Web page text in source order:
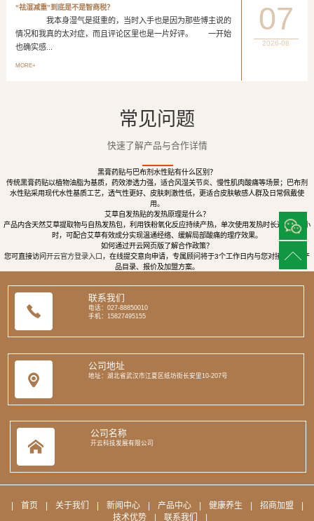
“祛湿减重”到底是不是智商税？
我本身湿气是挺重的，当时入手也是因为那些博主说的
情况和我真的太对症，而且评论区里也是一片好评。 一开始
也确实感...
MORE+
07
2026-08
常见问题
快速了解产品与合作详情
黑膏药贴与巴布剂水性贴有什么区别？
传统黑膏药贴以植物油脂为基质，药效渗透力强，适合风湿关节炎、慢性肌肉酸痛等场景；巴布剂
水性贴采用现代水性基质工艺，透气性更好、皮肤刺激性低，更适合皮肤敏感人群及日常佩戴使
用。
艾草自发热贴的发热原理是什么？
产品内含天然艾草提取物与自热发热包，利用铁粉氧化反应持续产热，单次使用发热时长达8至12小
时，可配合艾草有效成分实现温通经络、缓解局部酸痛的理疗效果。
如何通过开云网页版了解合作政策？
您可直接访问 开云官方登录入口，在线提交意向申请，专属顾问将于3个工作日内与您对接，提供产
品目录、报价及加盟方案。
联系我们
电话：027-88850010
手机：15827495155
公司地址
地址：湖北省武汉市江夏区纸坊街长安里10-207号
公司名称
开云科技发展有限公司
首页 关于我们 新闻中心 产品中心 健康养生 招商加盟
技术优势
联系我们